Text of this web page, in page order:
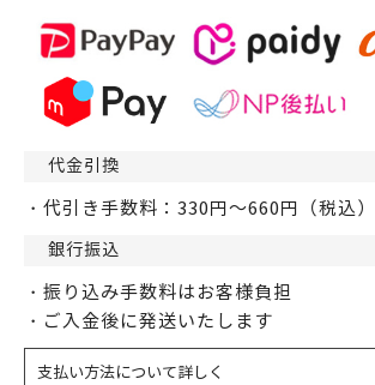
代金引換
・代引き手数料：330円～660円（税込）
銀行振込
・振り込み手数料はお客様負担
・ご入金後に発送いたします
支払い方法について詳しく